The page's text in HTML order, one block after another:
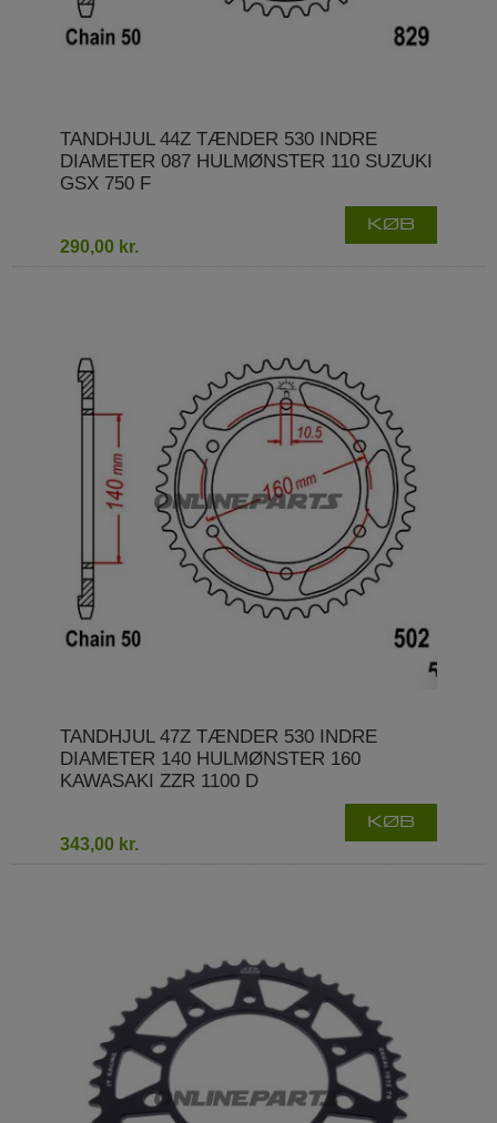
TANDHJUL 44Z TÆNDER 530 INDRE
DIAMETER 087 HULMØNSTER 110 SUZUKI
GSX 750 F
290,00 kr.
KØB
TANDHJUL 47Z TÆNDER 530 INDRE
DIAMETER 140 HULMØNSTER 160
KAWASAKI ZZR 1100 D
343,00 kr.
KØB